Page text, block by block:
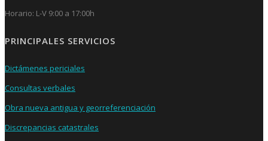
Horario: L-V 9:00 a 17:00h
PRINCIPALES SERVICIOS
Dictámenes periciales
Consultas verbales
Obra nueva antigua y georreferenciación
Discrepancias catastrales